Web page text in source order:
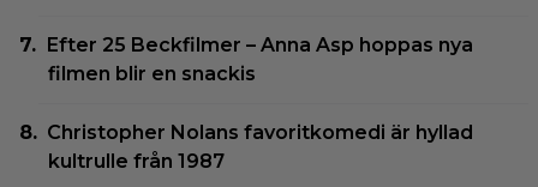
Efter 25 Beckfilmer – Anna Asp hoppas nya
filmen blir en snackis
Christopher Nolans favoritkomedi är hyllad
kultrulle från 1987